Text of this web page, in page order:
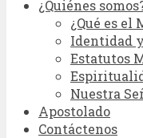
¿Quiénes
¿Qué es el
Identidad
Estatutos
Nuestra
Apostolado
Contáctenos